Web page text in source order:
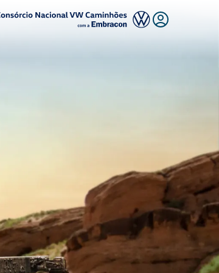
Logo Consórcio Volkswagen com a Embracon